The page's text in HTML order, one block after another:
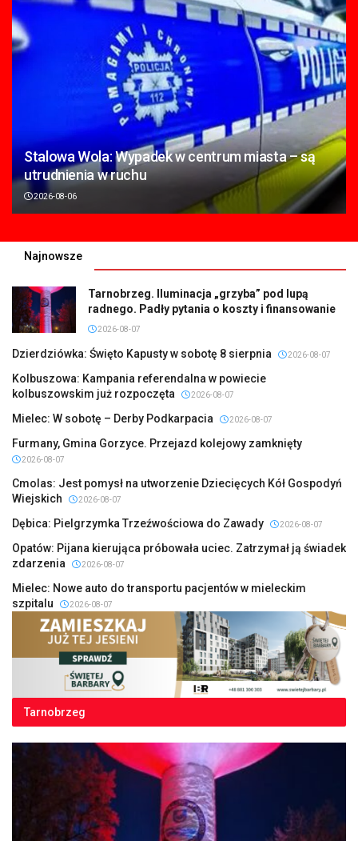
Stalowa Wola: Wypadek w centrum miasta – są
utrudnienia w ruchu
2026-08-06
Najnowsze
Tarnobrzeg. Iluminacja „grzyba” pod lupą
radnego. Padły pytania o koszty i finansowanie
2026-08-07
Dzierdziówka: Święto Kapusty w sobotę 8 sierpnia 2026-08-07
Kolbuszowa: Kampania referendalna w powiecie
kolbuszowskim już rozpoczęta
2026-08-07
Mielec: W sobotę – Derby Podkarpacia 2026-08-07
Furmany, Gmina Gorzyce. Przejazd kolejowy zamknięty
2026-08-07
Cmolas: Jest pomysł na utworzenie Dziecięcych Kół Gospodyń
Wiejskich
2026-08-07
Dębica: Pielgrzymka Trzeźwościowa do Zawady 2026-08-07
Opatów: Pijana kierująca próbowała uciec. Zatrzymał ją świadek
zdarzenia
2026-08-07
Mielec: Nowe auto do transportu pacjentów w mieleckim
szpitalu
2026-08-07
Tarnobrzeg